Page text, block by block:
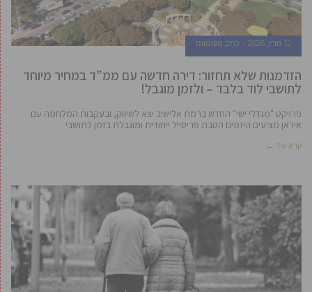
12 מרץ, 2026 כתב מקומונט
הזדמנות שלא תחזור: דירה חדשה עם ממ”ד במחיר מיוחד
לתושבי לוד בלבד – ולזמן מוגבל!
פרויקט "מגדלי ישי" החדש ברמת אלישיב יצא לשיווק, ובעקבות המלחמה עם
איראן מציעים היזמים הטבת פריסייל ייחודית ומוגבלת בזמן לתושבי
קרא עוד ←